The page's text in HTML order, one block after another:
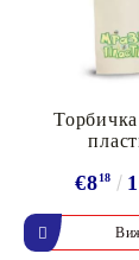
€818